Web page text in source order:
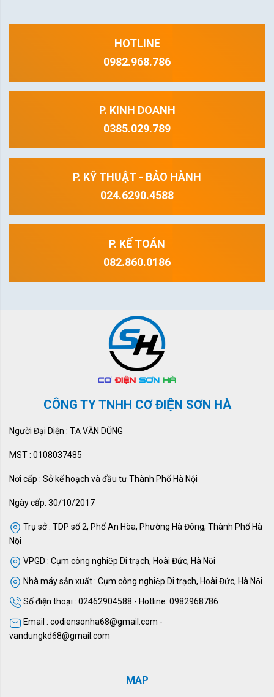
HOTLINE
0982.968.786
P. KINH DOANH
0385.029.789
P. KỸ THUẬT - BẢO HÀNH
024.6290.4588
P. KẾ TOÁN
082.860.0186
CÔNG TY TNHH CƠ ĐIỆN SƠN HÀ
Người Đại Diện : TẠ VĂN DŨNG
MST : 0108037485
Nơi cấp : Sở kế hoạch và đầu tư Thành Phố Hà Nội
Ngày cấp: 30/10/2017
Trụ sở : TDP số 2, Phố An Hòa, Phường Hà Đông, Thành Phố Hà
Nội
VPGD : Cụm công nghiệp Di trạch, Hoài Đức, Hà Nội
Nhà máy sản xuất : Cụm công nghiệp Di trạch, Hoài Đức, Hà Nội
Số điện thoại : 02462904588 - Hotline: 0982968786
Email : codiensonha68@gmail.com -
vandungkd68@gmail.com
MAP